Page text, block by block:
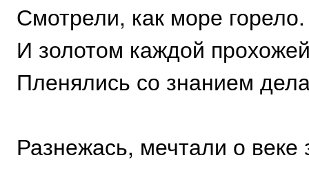
Смотрели, как море горело.
И золотом каждой
Пленялись со знанием
Разнежась, мечтали о веке